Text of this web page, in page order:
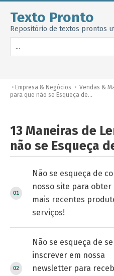
Texto Pronto
Repositório de textos prontos
• Empresa & Negócios • Vendas &
para que não se Esqueça de…
13 Maneiras de
não se Esqueça
Não se esqueça de
nosso site para obter
mais recentes
serviços!
Não se esqueça de se
inscrever em nossa
newsletter para